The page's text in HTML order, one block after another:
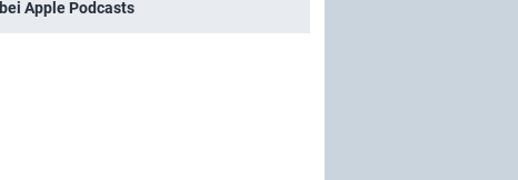
bei Apple Podcasts